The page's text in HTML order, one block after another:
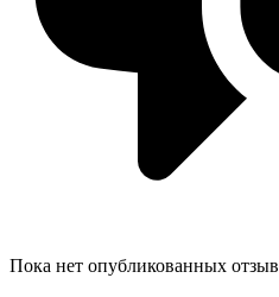
Пока нет опубликованных